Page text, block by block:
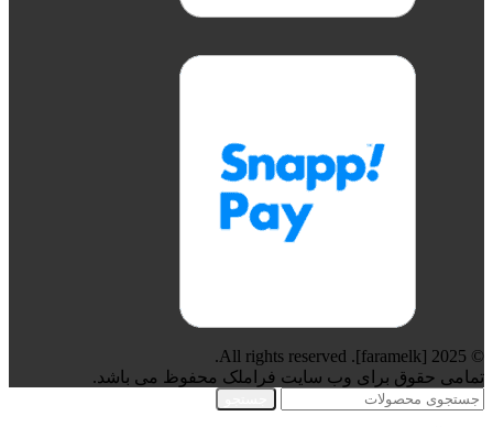
© 2025 [faramelk]. All rights reserved.
تمامی حقوق برای وب سایت فراملک محفوظ می باشد.